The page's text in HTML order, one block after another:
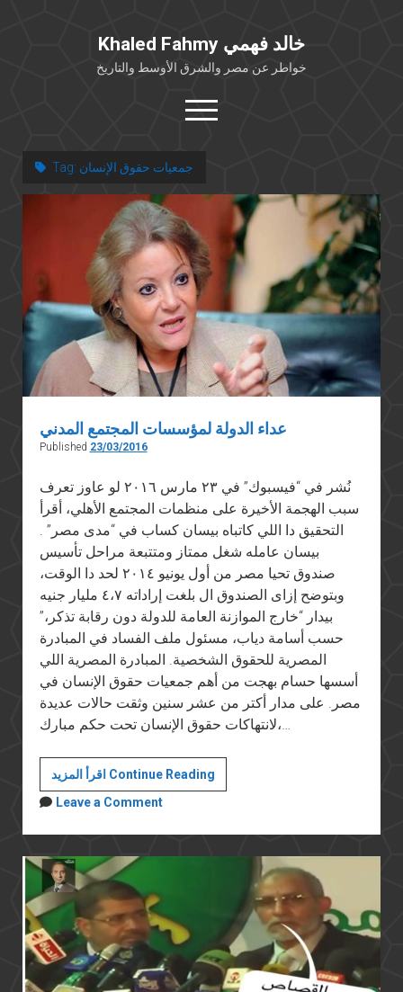
Khaled Fahmy خالد فهمي
خواطر عن مصر والشرق الأوسط والتاريخ
open
menu
twitter
خلفية شخصية
كتابات أكاديمية
مقالات صحافية
بوستات من فيسبوك
مقابلات في الإعلام
Languages
Tag: جمعيات حقوق الإنسان
عداء الدولة لمؤسسات المجتمع المدني
Published 23/03/2016
نُشر في “فيسبوك” في ٢٣ مارس ٢٠١٦ لو عاوز تعرف
سبب الهجمة الأخيرة على منظمات المجتمع الأهلي، أقرأ
التحقيق دا اللي كاتباه بيسان كساب في “مدى مصر” .
بيسان عامله شغل ممتاز ومتتبعة مراحل تأسيس
صندوق تحيا مصر من أول يونيو ٢٠١٤ لحد دا الوقت،
وبتوضح إزاى الصندوق ال بلغت إراداته ٤،٧ مليار جنيه
بيدار “خارج الموازنة العامة للدولة دون رقابة تذكر،”
حسب أسامة دياب، مسئول ملف الفساد في المبادرة
المصرية للحقوق الشخصية. المبادرة المصرية اللي
أسسها حسام بهجت من أهم جمعيات حقوق الإنسان في
مصر. على مدار أكتر من عشر سنين وثقت حالات عديدة
لانتهاكات حقوق الإنسان تحت حكم مبارك،…
اقرأ المزيد Continue Readingعداء
الدولة
المجتمع
المدني
Leave a Comment